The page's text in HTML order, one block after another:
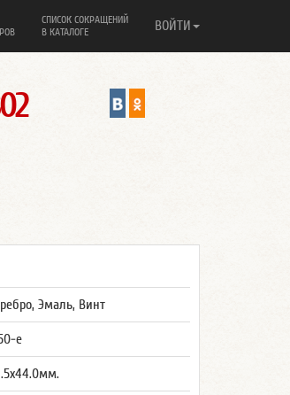
СПИСОК СОКРАЩЕНИЙ
В КАТАЛОГЕ
ВОЙТИ
Эмаль, Винт
е